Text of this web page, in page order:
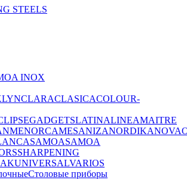
STEELS
INOX
CLARACLASICACOLOUR-
GADGETSLATINALINEAMAITRE
MENORCAMESANIZANORDIKANOVA
SAMOASAMOA
SHARPENING
UNIVERSALVARIOS
Столовые приборы